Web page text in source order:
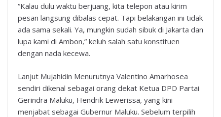
“Kalau dulu waktu berjuang, kita telepon atau kirim
pesan langsung dibalas cepat. Tapi belakangan ini tidak
ada sama sekali. Ya, mungkin sudah sibuk di Jakarta dan
lupa kami di Ambon,” keluh salah satu konstituen
dengan nada kecewa.
Lanjut Mujahidin Menurutnya Valentino Amarhosea
sendiri dikenal sebagai orang dekat Ketua DPD Partai
Gerindra Maluku, Hendrik Lewerissa, yang kini
menjabat sebagai Gubernur Maluku. Sebelum terpilih